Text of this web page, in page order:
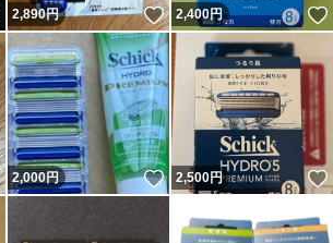
いいね！
2,890円 いいね！
2,400円
いいね！
2,000円 いいね！
2,500円